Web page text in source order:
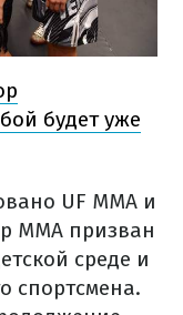
будет уже
UF MMA и
ММА призван
среде и
спортсмена.